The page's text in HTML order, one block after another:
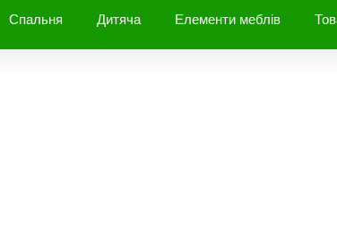
Спальня Дитяча Елементи меблів